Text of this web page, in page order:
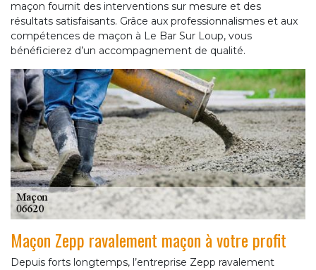
maçon fournit des interventions sur mesure et des
résultats satisfaisants. Grâce aux professionnalismes et aux
compétences de maçon à Le Bar Sur Loup, vous
bénéficierez d’un accompagnement de qualité.
Maçon Zepp ravalement maçon à votre profit
Depuis forts longtemps, l’entreprise Zepp ravalement